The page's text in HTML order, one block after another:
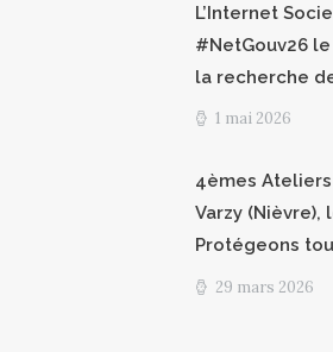
L’Internet
#NetGouv26 le
la recherche
1 mai 2026
4èmes
Varzy (Nièvre),
Protégeons
29 mars 2026